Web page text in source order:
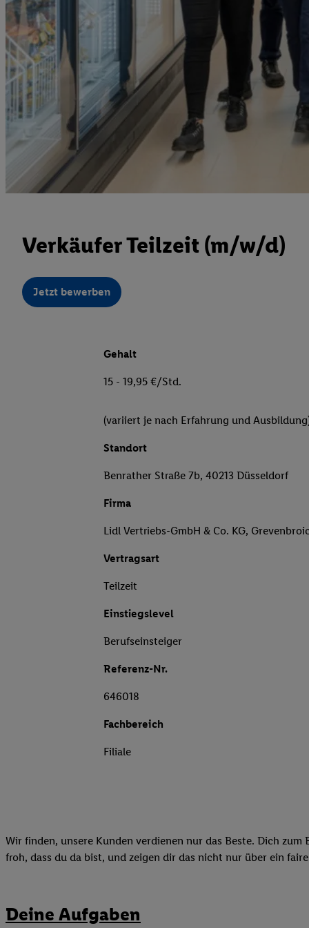
Verkäufer Teilzeit (m/w/d)
Jetzt bewerben
Gehalt
15 - 19,95 €/Std.
(variiert je nach Erfahrung und
Standort
Benrather Straße 7b, 40213 Düsseldorf
Firma
Lidl Vertriebs-GmbH & Co. KG,
Vertragsart
Teilzeit
Einstiegslevel
Berufseinsteiger
Referenz-Nr.
646018
Fachbereich
Filiale
Wir finden, unsere Kunden verdienen nur das Beste. Dich
froh, dass du da bist, und zeigen dir das nicht nur über ein
Deine Aufgaben